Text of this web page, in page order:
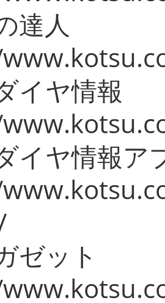
達人
イヤ情報
イヤ情報ア
ゼット